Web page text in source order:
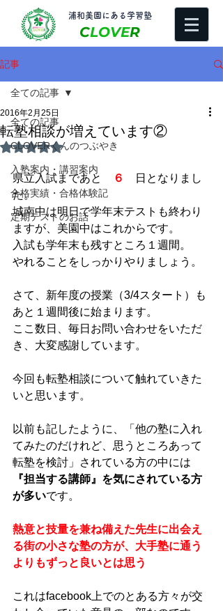
​浦和美園にある学習塾
CLOVER
記事
全ての記事
CLOVERくんのつぶやき
入塾案内・講習案内
合格実績・合格体験記
定期テストのお話
全ての記事
転塾相談が増えています②
2016年2月25日
5つ星のうちNaNと評価されています。
県立入試まであと ６
日となりまし
た。
城南中は明日で学年末テストも終わり
ますが、美園中はこれからです。
入試も学年末も残すところ１週間。
やれることをしっかりやりましょう。
さて、新年度の授業（3/4スタート）も
あと１週間後に始まります。
ここ数日、毎日お問い合わせをいただ
き、大変感謝しています。
今回も転塾相談について触れていきた
いと思います。
以前も記したように、「他の塾に入れ
てみたのだけれど、思うところあって
転塾を検討」されている方の中には
『担当する講師』を気にされている方
が多いです。
熱意と技量を兼ね備えた先生に出会え
る街の小さな塾の方が、大手塾に通う
よりもずっと良いとは思う
これはfacebook上でのとある方々が交